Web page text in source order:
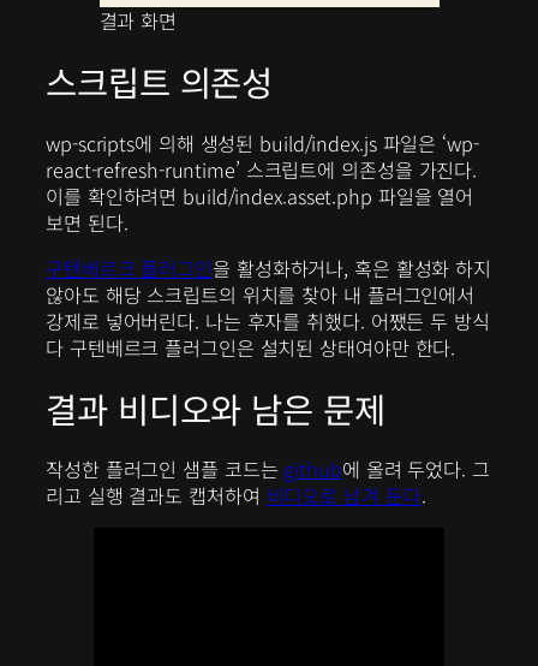
결과 화면
스크립트 의존성
wp-scripts에 의해 생성된 build/index.js 파일은 ‘wp-
react-refresh-runtime’ 스크립트에 의존성을 가진다.
이를 확인하려면 build/index.asset.php 파일을 열어
보면 된다.
구텐베르크 플러그인을 활성화하거나, 혹은 활성화 하지
않아도 해당 스크립트의 위치를 찾아 내 플러그인에서
강제로 넣어버린다. 나는 후자를 취했다. 어쨌든 두 방식
다 구텐베르크 플러그인은 설치된 상태여야만 한다.
결과 비디오와 남은 문제
작성한 플러그인 샘플 코드는 github에 올려 두었다. 그
리고 실행 결과도 캡처하여 비디오로 남겨 둔다.